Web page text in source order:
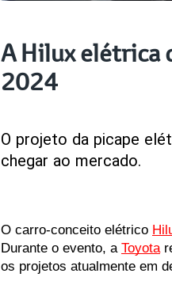
A Hilux elétrica
2024
O projeto da picape
chegar ao mercado.
O carro-conceito elétrico
Durante o evento, a Toyota
os projetos atualmente em